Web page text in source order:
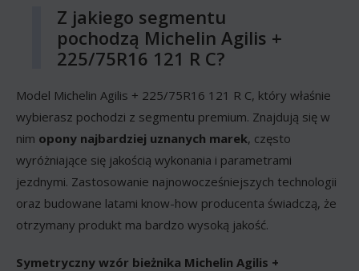
Z jakiego segmentu
pochodzą Michelin Agilis +
225/75R16 121 R C?
Model Michelin Agilis + 225/75R16 121 R C, który właśnie
wybierasz pochodzi z segmentu premium. Znajdują się w
nim opony najbardziej uznanych marek, często
wyróżniające się jakością wykonania i parametrami
jezdnymi. Zastosowanie najnowocześniejszych technologii
oraz budowane latami know-how producenta świadczą, że
otrzymany produkt ma bardzo wysoką jakość.
Symetryczny wzór bieżnika Michelin Agilis +